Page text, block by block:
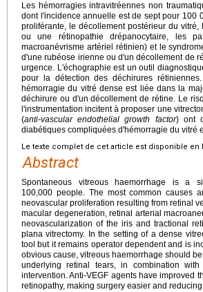
Les hémorragies intravitréennes non
dont l'incidence annuelle est de sept pour 100
proliférante, le décollement postérieur du
ou une rétinopathie drépanocytaire, les
macroanévrisme artériel rétinien) et le
d'une rubéose irienne ou d'un décollement de
urgence. L'échographie est un outil
pour la détection des déchirures
hémorragie du vitré dense est liée dans la
déchirure ou d'un décollement de rétine. Le
l'instrumentation incitent à proposer une
(anti-vascular endothelial growth factor) ont
diabétiques compliquées d'hémorragie du vitré
Le texte complet de cet article est disponible en
Abstract
Spontaneous vitreous haemorrhage is a
100,000 people. The most common causes
neovascular proliferation resulting from retinal
macular degeneration, retinal arterial
neovascularization of the iris and tractional
plana vitrectomy. In the setting of a dense
tool but it remains operator dependent and is
obvious cause, vitreous haemorrhage should
underlying retinal tears, in combination
intervention. Anti-VEGF agents have improved
retinopathy, making surgery easier and